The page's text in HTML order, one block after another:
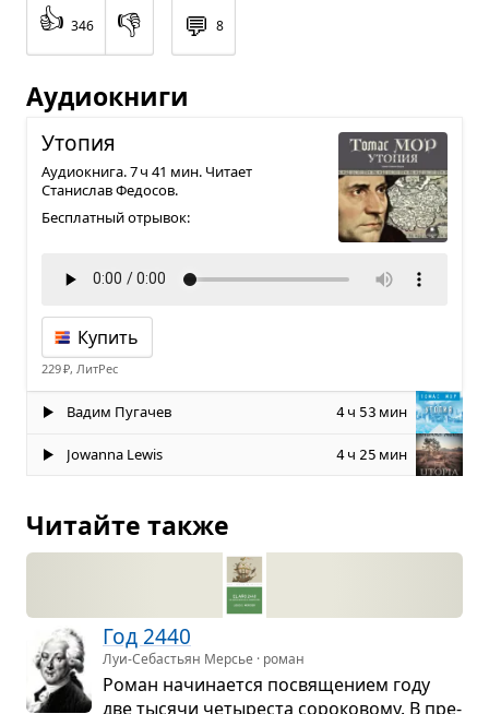
👍 346 👎 💬 8
Аудиокниги
Уто­пия
Аудиокнига. 7 ч 41 мин. Читает
Станислав Федосов.
Бесплатный отрывок:
Купить
229 ₽, ЛитРес
Вадим Пугачев 4 ч 53 мин
Jowanna Lewis 4 ч 25 мин
Читайте также
Год 2440
Луи-Себастьян Мерсье · роман
Роман начи­на­ется посвя­ще­нием году
две тысячи четы­ре­ста соро­ко­вому. В пре­